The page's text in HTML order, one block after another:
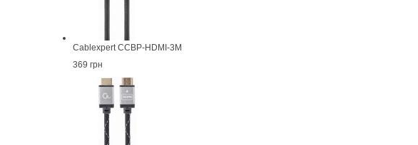
Cablexpert CCBP-HDMI-3M
369 грн